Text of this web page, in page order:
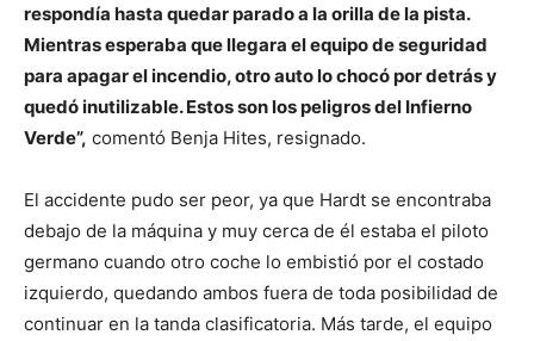
respondía hasta quedar parado a la orilla de la pista.
Mientras esperaba que llegara el equipo de seguridad
para apagar el incendio, otro auto lo chocó por detrás y
quedó inutilizable. Estos son los peligros del Infierno
Verde”, comentó Benja Hites, resignado.
El accidente pudo ser peor, ya que Hardt se encontraba
debajo de la máquina y muy cerca de él estaba el piloto
germano cuando otro coche lo embistió por el costado
izquierdo, quedando ambos fuera de toda posibilidad de
continuar en la tanda clasificatoria. Más tarde, el equipo